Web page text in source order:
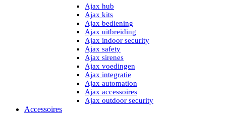
Ajax hub
Ajax kits
Ajax bediening
Ajax uitbreiding
Ajax indoor security
Ajax safety
Ajax sirenes
Ajax voedingen
Ajax integratie
Ajax automation
Ajax accessoires
Ajax outdoor security
Accessoires